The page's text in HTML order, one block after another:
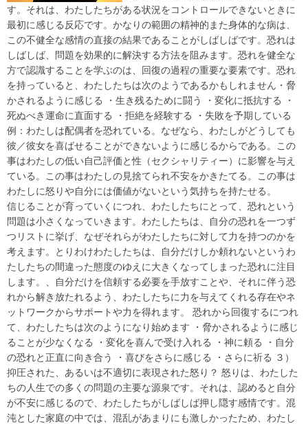
す。それは、わたしたちがある状況をコントロールできないときに
最初に感じる反応です。かなりの範囲の精神的また身体的な病は、
この不健全な感情の直接の結果であることがしばしばです。恐れは
しばしば、問題を効果的に解決する方法を阻みます。恐れを健全な
方で認識することを学ぶのは、回復の過程の重要な要素です。恐れ
を持っていると、わたしたちは次のようであるかもしれません・脅
かされるように感じる ・生き残るために闘う ・変化に抵抗する ・
死ぬべき運命に直面する ・拒絶を経験する ・失敗を予期している
例：わたしは配偶者を恐れている。なぜなら、わたしがどうしても
彼／彼女を喜ばせることができないように感じるからである。この
事はわたしの低い自己評価と性（セクシャリティー）に影響を与え
ている。この事はわたしの見捨てられ不安をかきたてる。この事は
わたしに怒りや自分には価値がないという気持ちを持たせる。
信じることが育っていくにつれ、わたしたちにとって、恐れという
問題は小さくなっていきます。わたしたちは、自分の恐れを一つず
つリストに挙げ、なぜそれらがわたしたちに対して力を持つのかを
考えます。とりわけわたしたちは、自分だけしか頼れないというわ
たしたちの間違った態度のゆえに大きくなってしまった恐れに注目
します。、自分だけを信頼する必要を手放すことや、それに伴う恐
れから解き放たれるよう、わたしたちに力を与えてくれる存在やネ
ットワークからサポートや力を得れます。 恐れから回復するにつれ
て、わたしたちは次のようになり始めます ・脅かされるように感じ
ることが少なくなる ・変化を喜んで受け入れる ・神に頼る ・自分
の恐れと正直に向き合う ・喜びをさらに感じる ・さらに祈る ３）
抑圧された、あるいは不適切に表現された怒り？ 怒りは、わたした
ちの人生での多くの問題の主要な源泉です。それは、認めると自分
が不安に感じるので、わたしたちがしばしば押し隠す感情です。混
沌とした家庭の中では、混乱があまりにも激しかったため、わたし